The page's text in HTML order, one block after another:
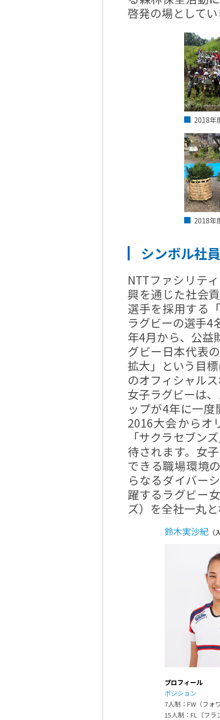
啓発の場として
2018年
2018年
シンボル社
NTTファシリテ
興を通じた社会
選手を採用する
ラグビーの選手4
年4月から、公益
グビー日本代表
拡大」という目
のオフィシャル
女子ラグビーは
ップが4年に一
2016大会からオ
「サクラセブン
待されます。女
できる職場環境
らなるダイバー
躍するラグビー
ズ）を全社一丸
鈴木実沙紀
プロフィール
ポジション
7人制：FW（フォ
15人制：FL（フラ